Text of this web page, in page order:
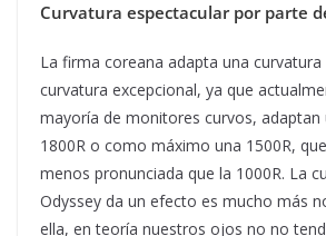
Curvatura espectacular por parte
La firma coreana adapta una
curvatura excepcional, ya que
mayoría de monitores curvos, adaptan
1800R o como máximo una 1500R,
menos pronunciada que la 1000R. La
Odyssey da un efecto es mucho más
ella, en teoría nuestros ojos no no